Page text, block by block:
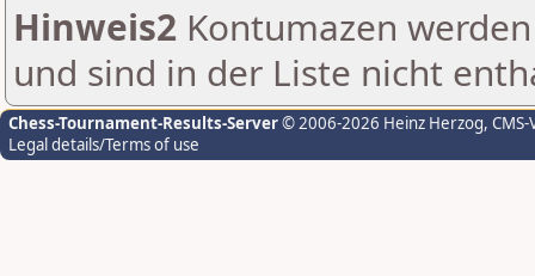
Hinweis2 Kontumazen
und sind in der Liste nicht
Chess-Tournament-Results-Server© 2006-2026 Heinz Herzog,
Legal details/Terms of use